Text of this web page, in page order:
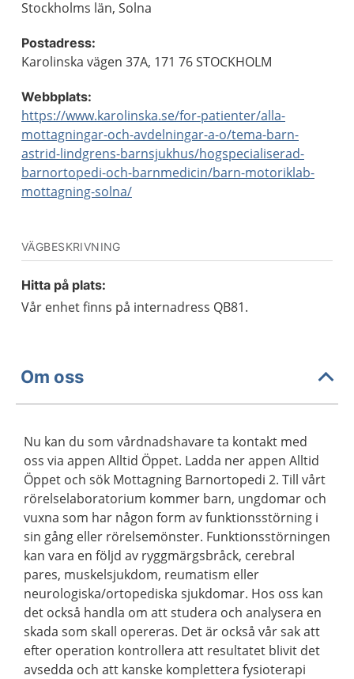
Stockholms län, Solna
Postadress:
Karolinska vägen 37A, 171 76 STOCKHOLM
Webbplats:
https://www.karolinska.se/for-patienter/alla-
mottagningar-och-avdelningar-a-o/tema-barn-
astrid-lindgrens-barnsjukhus/hogspecialiserad-
barnortopedi-och-barnmedicin/barn-motoriklab-
mottagning-solna/
VÄGBESKRIVNING
Hitta på plats:
Vår enhet finns på internadress QB81.
Om oss
Nu kan du som vårdnadshavare ta kontakt med
oss via appen Alltid Öppet. Ladda ner appen Alltid
Öppet och sök Mottagning Barnortopedi 2. Till vårt
rörelselaboratorium kommer barn, ungdomar och
vuxna som har någon form av funktionsstörning i
sin gång eller rörelsemönster. Funktionsstörningen
kan vara en följd av ryggmärgsbråck, cerebral
pares, muskelsjukdom, reumatism eller
neurologiska/ortopediska sjukdomar. Hos oss kan
det också handla om att studera och analysera en
skada som skall opereras. Det är också vår sak att
efter operation kontrollera att resultatet blivit det
avsedda och att kanske komplettera fysioterapi